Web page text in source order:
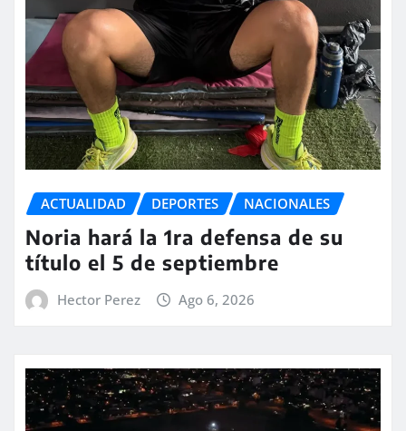
ACTUALIDAD DEPORTES NACIONALES
Noria hará la 1ra defensa de su
título el 5 de septiembre
Hector Perez Ago 6, 2026